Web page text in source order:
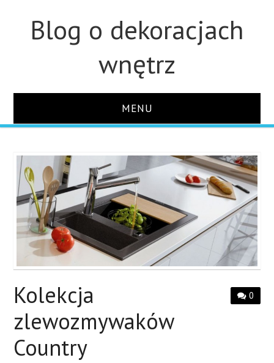
Blog o dekoracjach
wnętrz
MENU
ŁAZIENKA
OZDOBY
KUCHNIA
WYKOŃCZENIA
0
Kolekcja
zlewozmywaków
Country